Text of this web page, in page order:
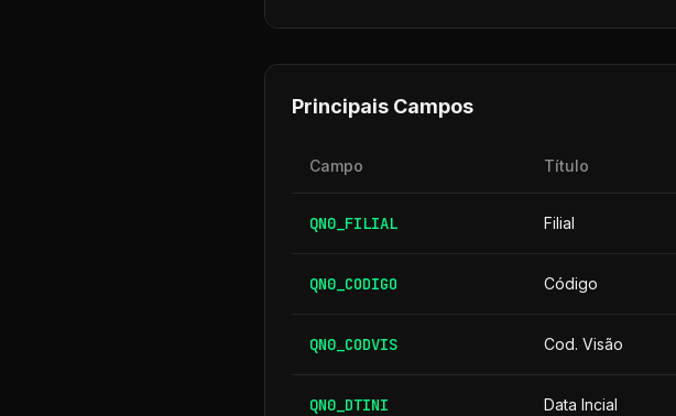
Principais Campos
Campo Título
QN0_FILIAL Filial
QN0_CODIGO Código
QN0_CODVIS Cod. Visão
QN0_DTINI Data Incial